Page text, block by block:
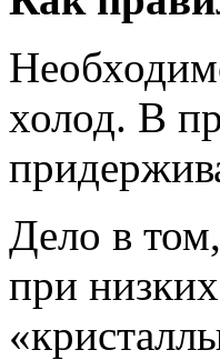
холод. В
Дело в
при